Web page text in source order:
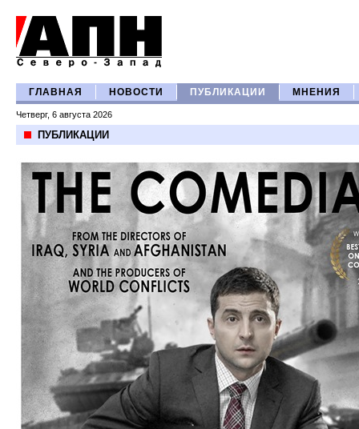
ГЛАВНАЯ НОВОСТИ ПУБЛИКАЦИИ МНЕНИЯ
Четверг, 6 августа 2026
ПУБЛИКАЦИИ